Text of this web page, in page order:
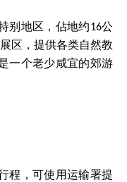
别地区，佔地约16公
区，提供各类自然教
一个老少咸宜的郊游
程，可使用运输署提